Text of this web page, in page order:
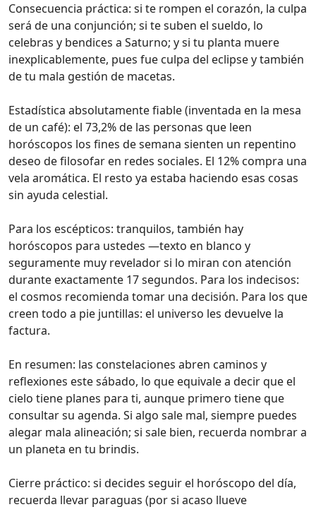
Consecuencia práctica: si te rompen el corazón, la culpa
será de una conjunción; si te suben el sueldo, lo
celebras y bendices a Saturno; y si tu planta muere
inexplicablemente, pues fue culpa del eclipse y también
de tu mala gestión de macetas.
Estadística absolutamente fiable (inventada en la mesa
de un café): el 73,2% de las personas que leen
horóscopos los fines de semana sienten un repentino
deseo de filosofar en redes sociales. El 12% compra una
vela aromática. El resto ya estaba haciendo esas cosas
sin ayuda celestial.
Para los escépticos: tranquilos, también hay
horóscopos para ustedes —texto en blanco y
seguramente muy revelador si lo miran con atención
durante exactamente 17 segundos. Para los indecisos:
el cosmos recomienda tomar una decisión. Para los que
creen todo a pie juntillas: el universo les devuelve la
factura.
En resumen: las constelaciones abren caminos y
reflexiones este sábado, lo que equivale a decir que el
cielo tiene planes para ti, aunque primero tiene que
consultar su agenda. Si algo sale mal, siempre puedes
alegar mala alineación; si sale bien, recuerda nombrar a
un planeta en tu brindis.
Cierre práctico: si decides seguir el horóscopo del día,
recuerda llevar paraguas (por si acaso llueve